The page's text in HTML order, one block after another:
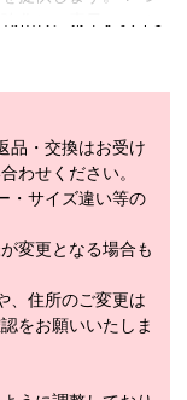
化し、素早いスイン
追加し、快適なクッ
めました。
た 7 つの取り外し
ゲームで求められ
久性と構造を強化し
品・交換はお受け
わせください。
・サイズ違い等の
変更となる場合も
、住所のご変更は
をお願いいたしま